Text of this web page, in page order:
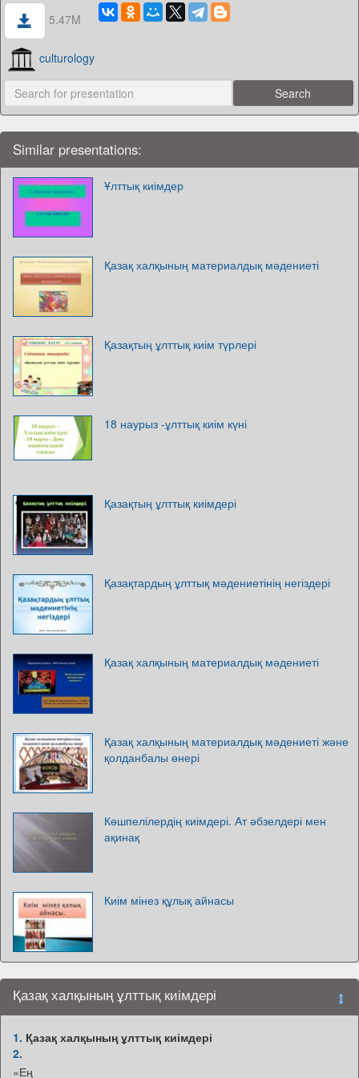
5.47M
culturology
Similar presentations:
Ұлттық киімдер
Қазақ халқының материалдық мәдениеті
Қазақтың ұлттық киім түрлері
18 наурыз -ұлттық киім күні
Қазақтың ұлттық киімдері
Қазақтардың ұлттық мәдениетінің негіздері
Қазақ халқының материалдық мәдениеті
Қазақ халқының материалдық мәдениеті және
қолданбалы өнері
Көшпелілердің киімдері. Ат әбзелдері мен
ақинақ
Киім мінез құлық айнасы
Қазақ халқының ұлттық киімдері
1. Қазақ халқының ұлттық киімдері
2.
«Ең